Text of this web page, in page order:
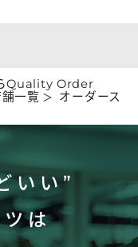
Quality Order
一覧
オーダース
いい”
ツは